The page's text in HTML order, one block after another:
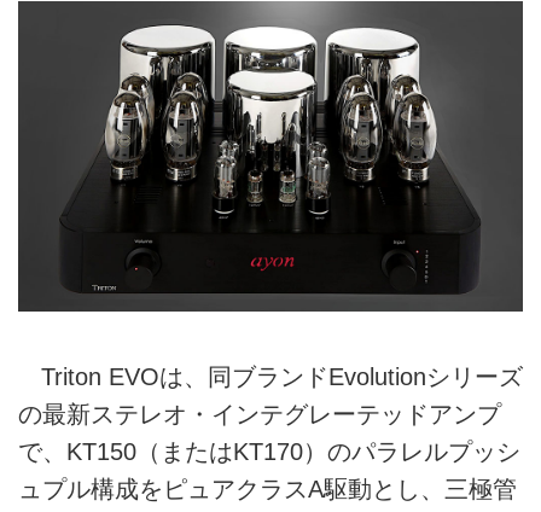
Triton EVOは、同ブランドEvolutionシリーズ
の最新ステレオ・インテグレーテッドアンプ
で、KT150（またはKT170）のパラレルプッシ
ュプル構成をピュアクラスA駆動とし、三極管